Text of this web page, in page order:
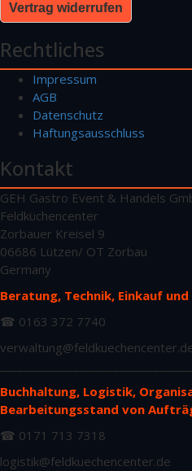
Vertrag widerrufen
Rechtliches
Impressum
AGB
Datenschutz
Haftungsausschluss
Kontakt
GEH Gastro Event & Handels
Feldküchencenter
Zorbauer Kreisel 9
06686 Lützen/ OT Zorbau
Germany
Beratung, Technik, Einkauf
☎ 0163 372 7740
Buchhaltung, Logistik,
Bearbeitungsstand von
☎ 0171 713 7318
logistik@feldkuechencenter.de